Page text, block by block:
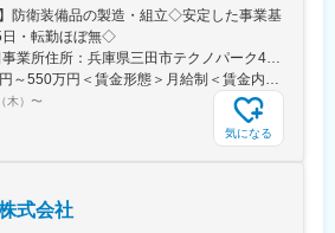
定める業務
防衛装備品の製造・組立◇安定した事業基
日・転勤ほぼ無◇
） 〜
気になる
式会社